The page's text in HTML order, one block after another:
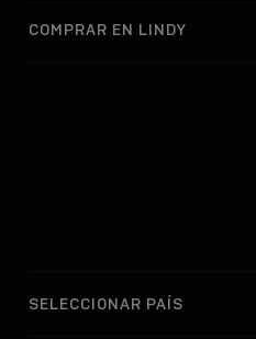
COMPRAR EN LINDY